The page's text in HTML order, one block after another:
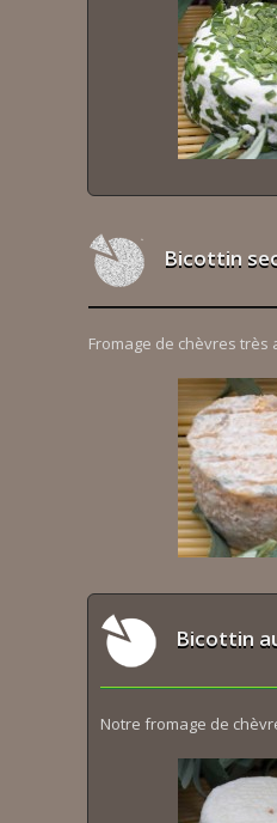
Bicottin
Fromage de chèvres très
Bicottin
Notre fromage de